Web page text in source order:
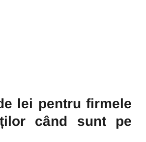
lei pentru firmele
când sunt pe